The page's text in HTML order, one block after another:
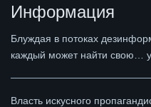
Информация
Блуждая в потоках
каждый может найти свою…
Власть искусного